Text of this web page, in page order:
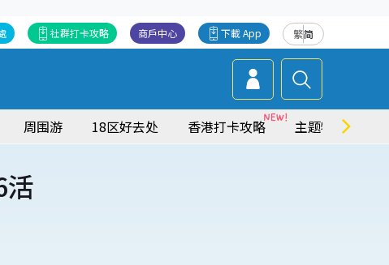
繁简
下載 App
商戶中心
社群打卡攻略
周围游 18区好去处 香港打卡攻略 主题特集
活